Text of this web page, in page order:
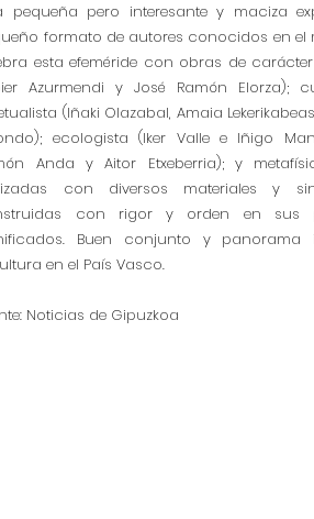
pequeña pero interesante y maciza
formato de autores conocidos en el
esta efeméride con obras de
Azurmendi y José Ramón Elorza);
(Iñaki Olazabal, Amaia
ecologista (Iker Valle e Iñigo
Anda y Aitor Etxeberria); y
con diversos materiales y
con rigor y orden en sus
Buen conjunto y panorama
en el País Vasco.
Noticias de Gipuzkoa